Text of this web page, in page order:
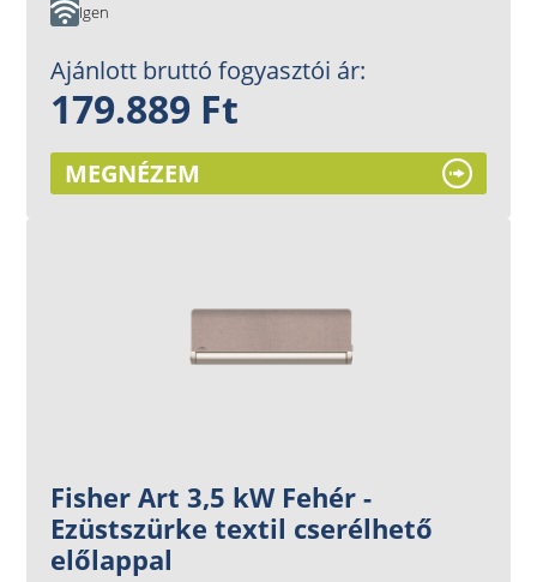
Igen
Ajánlott bruttó fogyasztói ár:
179.889 Ft
MEGNÉZEM
Fisher Art 3,5 kW Fehér -
Ezüstszürke textil cserélhető
előlappal